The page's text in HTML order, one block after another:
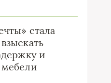
стала
и